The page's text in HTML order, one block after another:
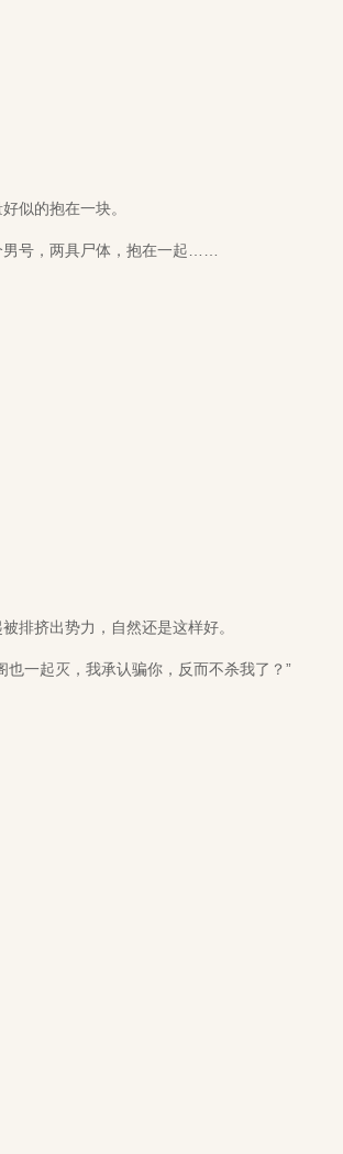
似的抱在一块。
号，两具尸体，抱在一起……
挤出势力，自然还是这样好。
一起灭，我承认骗你，反而不杀我了？”